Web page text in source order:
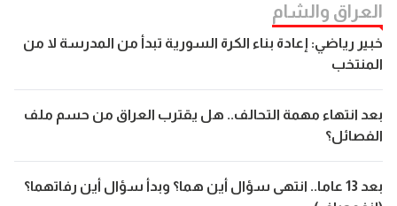
العراق والشام
خبير رياضي: إعادة بناء الكرة السورية تبدأ من المدرسة لا من
المنتخب
بعد انتهاء مهمة التحالف.. هل يقترب العراق من حسم ملف
الفصائل؟
بعد 13 عاما.. انتهى سؤال أين هما؟ وبدأ سؤال أين رفاتهما؟